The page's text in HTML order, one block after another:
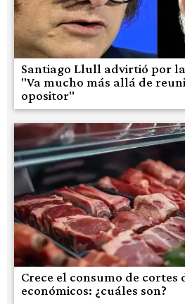
Santiago Llull advirtió por
"Va mucho más allá de
opositor"
Crece el consumo de cortes
económicos: ¿cuáles son?